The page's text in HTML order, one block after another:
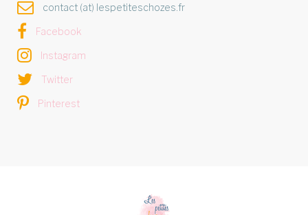
contact (at) lespetiteschozes.fr
Facebook
Instagram
Twitter
Pinterest